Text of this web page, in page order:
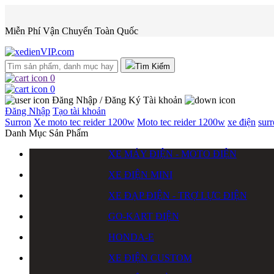
Miễn Phí Vận Chuyển Toàn Quốc
Tìm Kiếm
0
0
Đăng Nhập / Đăng Ký Tài khoản
Đăng Nhập Tạo tài khoản
Surron Xe moto tec reider 1200w Moto tec reider 1200w xe điện
Danh Mục Sản Phẩm
XE MÁY ĐIỆN - MOTO ĐIỆN
XE ĐIỆN MINI
XE ĐẠP ĐIỆN - TRỢ LỰC ĐIỆN
GO-KART ĐIỆN
HONDA-E
XE ĐIỆN CUSTOM